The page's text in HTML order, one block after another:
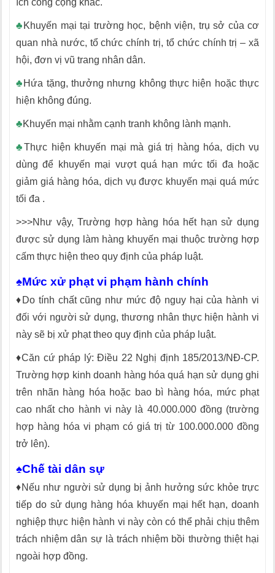
ích công cộng khác.
♣ Khuyến mại tại trường học, bệnh viện, trụ sở của cơ
quan nhà nước, tổ chức chính trị, tổ chức chính trị – xã
hội, đơn vị vũ trang nhân dân.
♣ Hứa tặng, thưởng nhưng không thực hiện hoặc thực
hiện không đúng.
♣Khuyến mại nhằm cạnh tranh không lành mạnh.
♣Thực hiện khuyến mại mà giá trị hàng hóa, dịch vụ
dùng để khuyến mại vượt quá hạn mức tối đa hoặc
giảm giá hàng hóa, dịch vụ được khuyến mại quá mức
tối đa .
>>>Như vậy, Trường hợp hàng hóa hết hạn sử dụng
được sử dụng làm hàng khuyến mại thuộc trường hợp
cấm thực hiện theo quy định của pháp luật.
♠Mức xử phạt vi phạm hành chính
♦Do tính chất cũng như mức độ nguy hại của hành vi
đối với người sử dụng, thương nhân thực hiện hành vi
này sẽ bị xử phạt theo quy định của pháp luật.
♦Căn cứ pháp lý: Điều 22 Nghị định 185/2013/NĐ-CP.
Trường hợp kinh doanh hàng hóa quá hạn sử dụng ghi
trên nhãn hàng hóa hoặc bao bì hàng hóa, mức phạt
cao nhất cho hành vi này là 40.000.000 đồng (trường
hợp hàng hóa vi phạm có giá trị từ 100.000.000 đồng
trở lên).
♠Chế tài dân sự
♦Nếu như người sử dụng bị ảnh hưởng sức khỏe trực
tiếp do sử dụng hàng hóa khuyến mại hết hạn, doanh
nghiệp thực hiện hành vi này còn có thể phải chịu thêm
trách nhiệm dân sự là trách nhiệm bồi thường thiệt hại
ngoài hợp đồng.